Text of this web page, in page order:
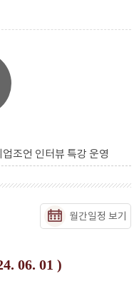
조언 인터뷰 특강 운영
월간일정 보기
06. 01 )